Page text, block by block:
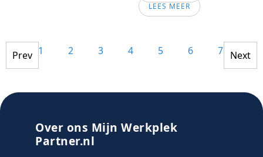
LEES MEER
1 2 3 4 5 6 7 8
Prev Next
Over ons Mijn Werkplek
Partner.nl